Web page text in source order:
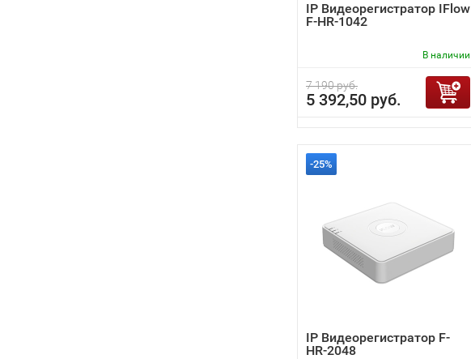
IP Видеорегистратор IFlow
F-HR-1042
В наличии
7 190 руб.
5 392,50 руб.
-25%
IP Видеорегистратор F-
HR-2048